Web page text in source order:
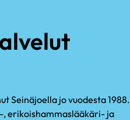
Seinäjoella jo vuodesta 1988.
erikoishammaslääkäri- ja